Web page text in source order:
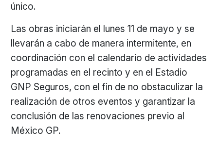
único.
Las obras iniciarán el lunes 11 de mayo y se
llevarán a cabo de manera intermitente, en
coordinación con el calendario de actividades
programadas en el recinto y en el Estadio
GNP Seguros, con el fin de no obstaculizar la
realización de otros eventos y garantizar la
conclusión de las renovaciones previo al
México GP.